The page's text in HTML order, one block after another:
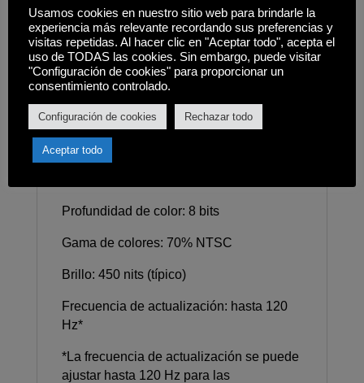
internos de Xiaomi. Los métodos de
medición de la industria pueden variar,
por lo que los resultados reales pueden
variar.
Pantalla grande de 6,88" 1640*720, 260
ppp
Profundidad de color: 8 bits
Gama de colores: 70% NTSC
Brillo: 450 nits (típico)
Frecuencia de actualización: hasta 120
Hz*
*La frecuencia de actualización se puede
ajustar hasta 120 Hz para las
Usamos cookies en nuestro sitio web para brindarle la
experiencia más relevante recordando sus preferencias y
visitas repetidas. Al hacer clic en "Aceptar todo", acepta el
uso de TODAS las cookies. Sin embargo, puede visitar
"Configuración de cookies" para proporcionar un
consentimiento controlado.
Configuración de cookies Rechazar todo
Aceptar todo